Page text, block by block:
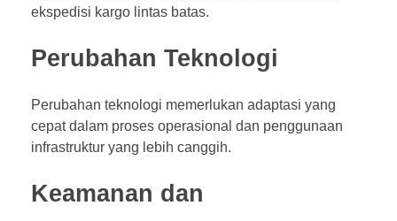
ekspedisi kargo lintas batas.
Perubahan Teknologi
Perubahan teknologi memerlukan adaptasi yang
cepat dalam proses operasional dan penggunaan
infrastruktur yang lebih canggih.
Keamanan dan